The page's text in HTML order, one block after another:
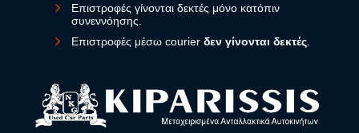
Επιστροφές γίνονται δεκτές μόνο κατόπιν
συνεννόησης.
Επιστροφές μέσω courier δεν γίνονται δεκτές